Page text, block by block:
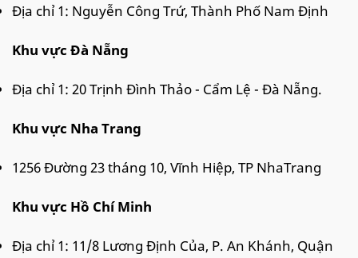
Địa chỉ 1: Nguyễn Công Trứ, Thành Phố Nam Định
Khu vực Đà Nẵng
Địa chỉ 1: 20 Trịnh Đình Thảo - Cẩm Lệ - Đà Nẵng.
Khu vực Nha Trang
1256 Đường 23 tháng 10, Vĩnh Hiệp, TP NhaTrang
Khu vực Hồ Chí Minh
Địa chỉ 1: 11/8 Lương Định Của, P. An Khánh, Quận